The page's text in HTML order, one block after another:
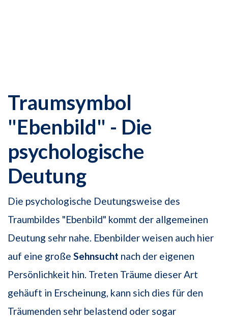
Traumsymbol
"Ebenbild" - Die
psychologische
Deutung
Die psychologische Deutungsweise des
Traumbildes "Ebenbild" kommt der allgemei­nen
Deutung sehr nahe. Ebenbilder weisen auch hier
auf eine große Sehnsucht nach der eigenen
Persönlichkeit hin. Treten Träume dieser Art
gehäuft in Erscheinung, kann sich dies für den
Träumenden sehr belastend oder sogar